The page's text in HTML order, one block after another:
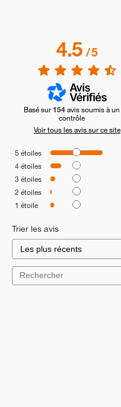
4.5/5
Basé sur 154avis soumis à un
contrôle
Voir tous les avis sur ce site
5 étoiles
4étoiles
3 étoiles
2 étoiles
1 étoile
Trier les avis